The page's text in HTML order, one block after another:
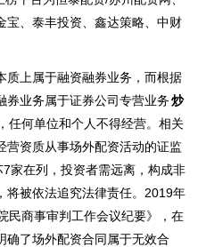
宝、泰丰投资、鑫达策略、中财
质上属于融资融券业务，而根据
券业务属于证券公司专营业务炒
任何单位和个人不得经营。相关
营资质从事场外配资活动的证监
家在列，投资者需远离，构成非
将被依法追究法律责任。2019年
民商事审判工作会议纪要》，在
确了场外配资合同属于无效合